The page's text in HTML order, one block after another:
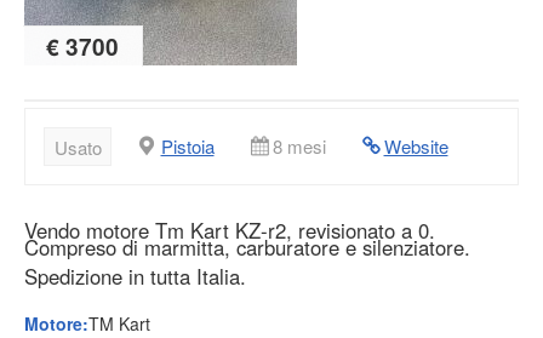
€ 3700
Usato Pistoia 8 mesi Website
Vendo motore Tm Kart KZ-r2, revisionato a 0.
Compreso di marmitta, carburatore e silenziatore.
Spedizione in tutta Italia.
Motore:TM Kart